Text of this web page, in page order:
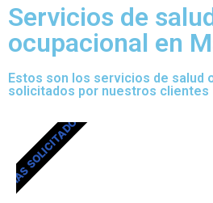
Servicios de
ocupacional en
Estos son los servicios de salud
solicitados por nuestros clientes
MÁS SOLICITADOS